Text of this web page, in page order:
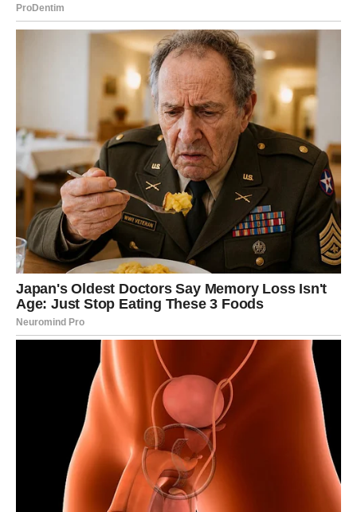
Novac:Ne kupuj da bi popravio raspoloženje.
Savet vikenda:Ne pretpostavljaj – pitaj. Ti dobijaš
najviše kad komuniciraš direktno.
Subota:
Subota ti donosi emotivnu dubinu. Osećaš sve jače nego
inače, ali to može biti i blagoslov – jer konačno shvataš
šta želiš. Ako si u vezi, može doći do romantičnog
trenutka, ali i do razgovora o onome što ti nedostaje.
Slobodni Rakovi mogu imati susret koji deluje sudbinski –
kao da se duše prepoznaju pre nego što se ljudi
upoznaju.
Nedelja donosi mir, dom i potrebu za nežnošću. Idealna je
za porodična okupljanja, ali i za vraćanje sebi. Ako si
emotivno iscrpljen/a, nedelja ti vraća snagu.
Ne preuzimaj tuđe troškove iz sažaljenja.
Savet vikenda:
Ne moraš da nosiš sve. Pusti da te neko
zagrli – i stvarno bude tu.